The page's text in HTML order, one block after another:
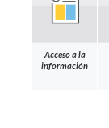
Acceso a la
información